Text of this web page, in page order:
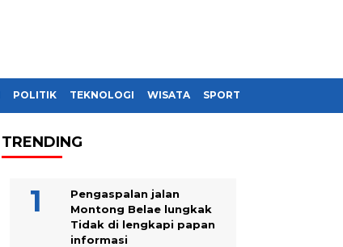
POLITIK TEKNOLOGI WISATA SPORT
TRENDING
Pengaspalan jalan
Montong Belae lungkak
Tidak di lengkapi papan
informasi